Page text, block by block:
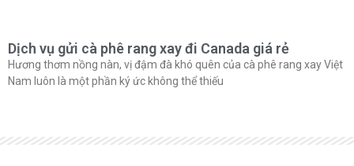
Dịch vụ gửi cà phê rang xay đi Canada giá rẻ
Hương thơm nồng nàn, vị đậm đà khó quên của cà phê rang xay Việt
Nam luôn là một phần ký ức không thể thiếu